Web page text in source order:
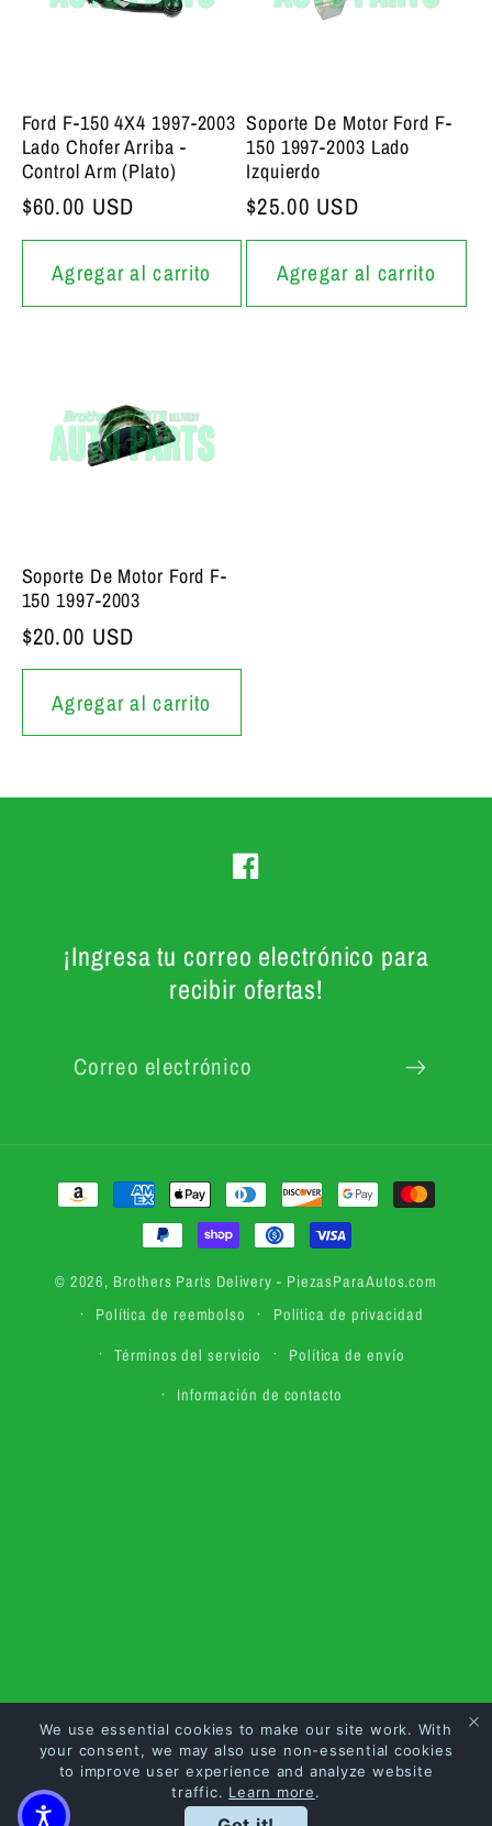
Ford F-150 4X4 1997-2003
Lado Chofer Arriba -
Control Arm (Plato)
Precio bajo de siempre
$60.00 USD
Agregar al carrito
Soporte De Motor Ford F-
150 1997-2003 Lado
Izquierdo
Precio bajo de siempre
$25.00 USD
Agregar al carrito
Soporte De Motor Ford F-
150 1997-2003
Precio bajo de siempre
$20.00 USD
Agregar al carrito
Facebook
¡Ingresa tu correo electrónico para
recibir ofertas!
Correo electrónico
Formas de pago
© 2026, Brothers Parts Delivery - PiezasParaAutos.com
Política de reembolso
Política de privacidad
Términos del servicio
Política de envío
Información de contacto
We use essential cookies to make our site work. With
your consent, we may also use non-essential cookies
to improve user experience and analyze website
traffic. Learn more.